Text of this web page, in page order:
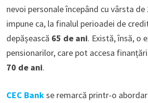
nevoi personale începând cu vârsta de
impune ca, la finalul perioadei de
depășească 65 de ani. Există, însă, o
pensionarilor, care pot accesa
70 de ani.
CEC Bankse remarcă printr-o